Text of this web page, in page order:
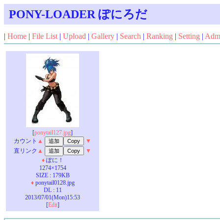
PONY-LOADER ぽにろだ
| Home | File List | Upload | Gallery | Search | Ranking | Setting |
[ponytail127.jpg]
カウント ▲
▼
直リンク ▲
▼
♦ぽに！
1274×1754
SIZE : 179KB
♦ponytail0128.jpg
DL : 11
2013/07/01(Mon)15:53
[Edit]